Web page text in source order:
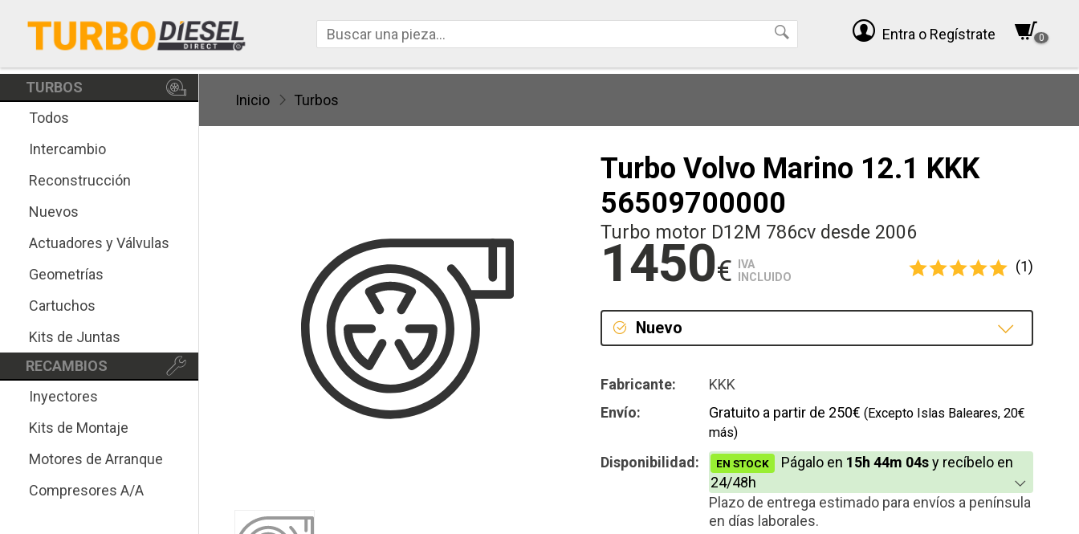
Entra o Regístrate 0
TURBOS
Todos
Intercambio
Reconstrucción
Nuevos
Actuadores y Válvulas
Geometrías
Cartuchos
Kits de Juntas
RECAMBIOS
Inyectores
Kits de Montaje
Motores de Arranque
Compresores A/A
Inicio Turbos
Turbo Volvo Marino 12.1 KKK
56509700000
Turbo motor D12M 786cv desde 2006
1450€
IVA
INCLUIDO
(1)
Nuevo
Fabricante:
KKK
Envío:
Gratuito a partir de 250€ (Excepto Islas Baleares, 20€
más)
Disponibilidad: EN STOCK Págalo en 15h 44m 04sy recíbelo en
24/48h
Plazo de entrega estimado para envíos a península
en días laborales.